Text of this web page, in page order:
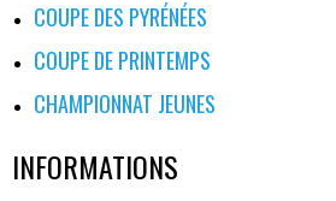
COUPE DES PYRÉNÉES
COUPE DE PRINTEMPS
CHAMPIONNAT JEUNES
INFORMATIONS